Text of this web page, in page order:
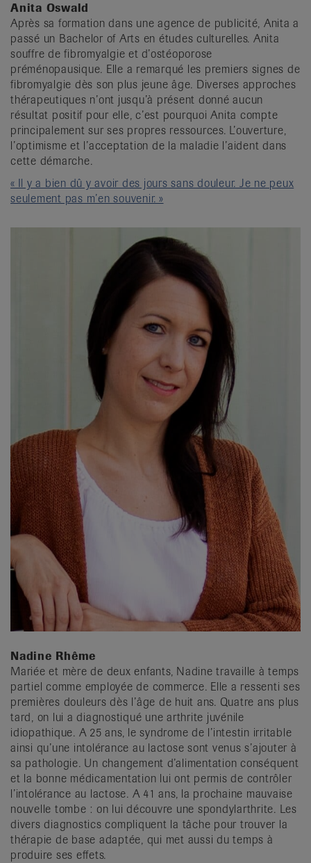
Anita Oswald
Après sa formation dans une agence de publicité, Anita a
passé un Bachelor of Arts en études culturelles. Anita
souffre de fibromyalgie et d’ostéoporose
préménopausique. Elle a remarqué les premiers signes de
fibromyalgie dès son plus jeune âge. Diverses approches
thérapeutiques n’ont jusqu’à présent donné aucun
résultat positif pour elle, c’est pourquoi Anita compte
principalement sur ses propres ressources. L’ouverture,
l’optimisme et l’acceptation de la maladie l’aident dans
cette démarche.
« Il y a bien dû y avoir des jours sans douleur. Je ne peux
seulement pas m’en souvenir. »
Nadine Rhême
Mariée et mère de deux enfants, Nadine travaille à temps
partiel comme employée de commerce. Elle a ressenti ses
premières douleurs dès l’âge de huit ans. Quatre ans plus
tard, on lui a diagnostiqué une arthrite juvénile
idiopathique. A 25 ans, le syndrome de l’intestin irritable
ainsi qu’une intolérance au lactose sont venus s’ajouter à
sa pathologie. Un changement d’alimentation conséquent
et la bonne médicamentation lui ont permis de contrôler
l’intolérance au lactose. A 41 ans, la prochaine mauvaise
nouvelle tombe : on lui découvre une spondylarthrite. Les
divers diagnostics compliquent la tâche pour trouver la
thérapie de base adaptée, qui met aussi du temps à
produire ses effets.